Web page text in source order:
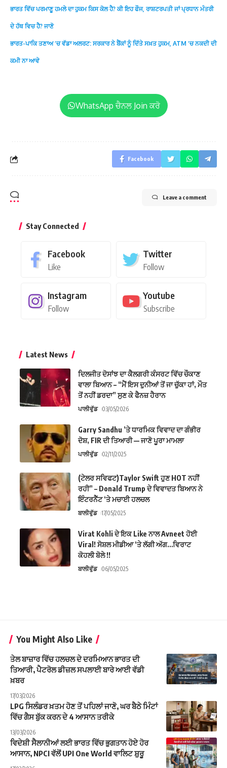
ਭਾਰਤ ਵਿੱਚ ਪਰਮਾਣੂ ਹਮਲੇ ਦਾ ਹੁਕਮ ਕਿਸ ਕੋਲ ਹੈ? ਕੀ ਇਹ ਫੌਜ, ਰਾਸ਼ਟਰਪਤੀ ਜਾਂ ਪ੍ਰਧਾਨ ਮੰਤਰੀ
ਦੇ ਹੱਥ ਵਿਚ ਹੈ? ਜਾਣੋ
ਭਾਰਤ-ਪਾਕਿ ਤਣਾਅ ‘ਚ ਵੱਡਾ ਅਲਰਟ: ਸਰਕਾਰ ਨੇ ਬੈਂਕਾਂ ਨੂੰ ਦਿੱਤੇ ਸਖ਼ਤ ਹੁਕਮ, ATM ‘ਚ ਨਕਦੀ ਦੀ
ਕਮੀ ਨਾ ਆਵੇ
WhatsApp ਚੈਨਲ Join ਕਰੋ
Facebook
Leave a comment
Stay Connected
Facebook
Like
Twitter
Follow
Instagram
Follow
Youtube
Subscribe
Latest News
ਦਿਲਜੀਤ ਦੋਸਾਂਝ ਦਾ ਕੈਲਗਰੀ ਕੰਸਰਟ ਵਿੱਚ ਚੌਕਾਣ
ਵਾਲਾ ਬਿਆਨ – “ਮੈਂ ਇਸ ਦੁਨੀਆਂ ਤੋਂ ਜਾ ਚੁੱਕਾ ਹਾਂ, ਮੌਤ
ਤੋਂ ਨਹੀਂ ਡਰਦਾ” ਸੁਣ ਕੇ ਫੈਨਜ਼ ਹੈਰਾਨ
ਪਾਲੀਵੁੱਡ 03/05/2026
Garry Sandhu ’ਤੇ ਧਾਰਮਿਕ ਵਿਵਾਦ ਦਾ ਗੰਭੀਰ
ਦੋਸ਼, FIR ਦੀ ਤਿਆਰੀ — ਜਾਣੋ ਪੂਰਾ ਮਾਮਲਾ
ਪਾਲੀਵੁੱਡ 02/11/2025
(ਟੇਲਰ ਸਵਿਫਟ)Taylor Swift ਹੁਣ HOT ਨਹੀਂ
ਰਹੀ” – Donald Trump ਦੇ ਵਿਵਾਦਤ ਬਿਆਨ ਨੇ
ਇੰਟਰਨੈੱਟ ‘ਤੇ ਮਚਾਈ ਹਲਚਲ
ਬਾਲੀਵੁੱਡ 17/05/2025
Virat Kohli ਦੇ ਇਕ Like ਨਾਲ Avneet ਹੋਈ
Viral! ਸੋਸ਼ਲ ਮੀਡੀਆ ‘ਤੇ ਲੱਗੀ ਅੱਗ…ਵਿਰਾਟ
ਕੋਹਲੀ ਬੋਲੇ !!
ਬਾਲੀਵੁੱਡ 06/05/2025
You Might Also Like
ਤੇਲ ਬਾਜ਼ਾਰ ਵਿੱਚ ਹਲਚਲ ਦੇ ਦਰਮਿਆਨ ਭਾਰਤ ਦੀ
ਤਿਆਰੀ, ਪੈਟਰੋਲ ਡੀਜ਼ਲ ਸਪਲਾਈ ਬਾਰੇ ਆਈ ਵੱਡੀ
ਖ਼ਬਰ
17/03/2026
LPG ਸਿਲੰਡਰ ਖ਼ਤਮ ਹੋਣ ਤੋਂ ਪਹਿਲਾਂ ਜਾਣੋ, ਘਰ ਬੈਠੇ ਮਿੰਟਾਂ
ਵਿੱਚ ਗੈਸ ਬੁੱਕ ਕਰਨ ਦੇ 4 ਆਸਾਨ ਤਰੀਕੇ
13/03/2026
ਵਿਦੇਸ਼ੀ ਸੈਲਾਨੀਆਂ ਲਈ ਭਾਰਤ ਵਿੱਚ ਭੁਗਤਾਨ ਹੋਏ ਹੋਰ
ਆਸਾਨ, NPCI ਵੱਲੋਂ UPI One World ਵਾਲਿਟ ਸ਼ੁਰੂ